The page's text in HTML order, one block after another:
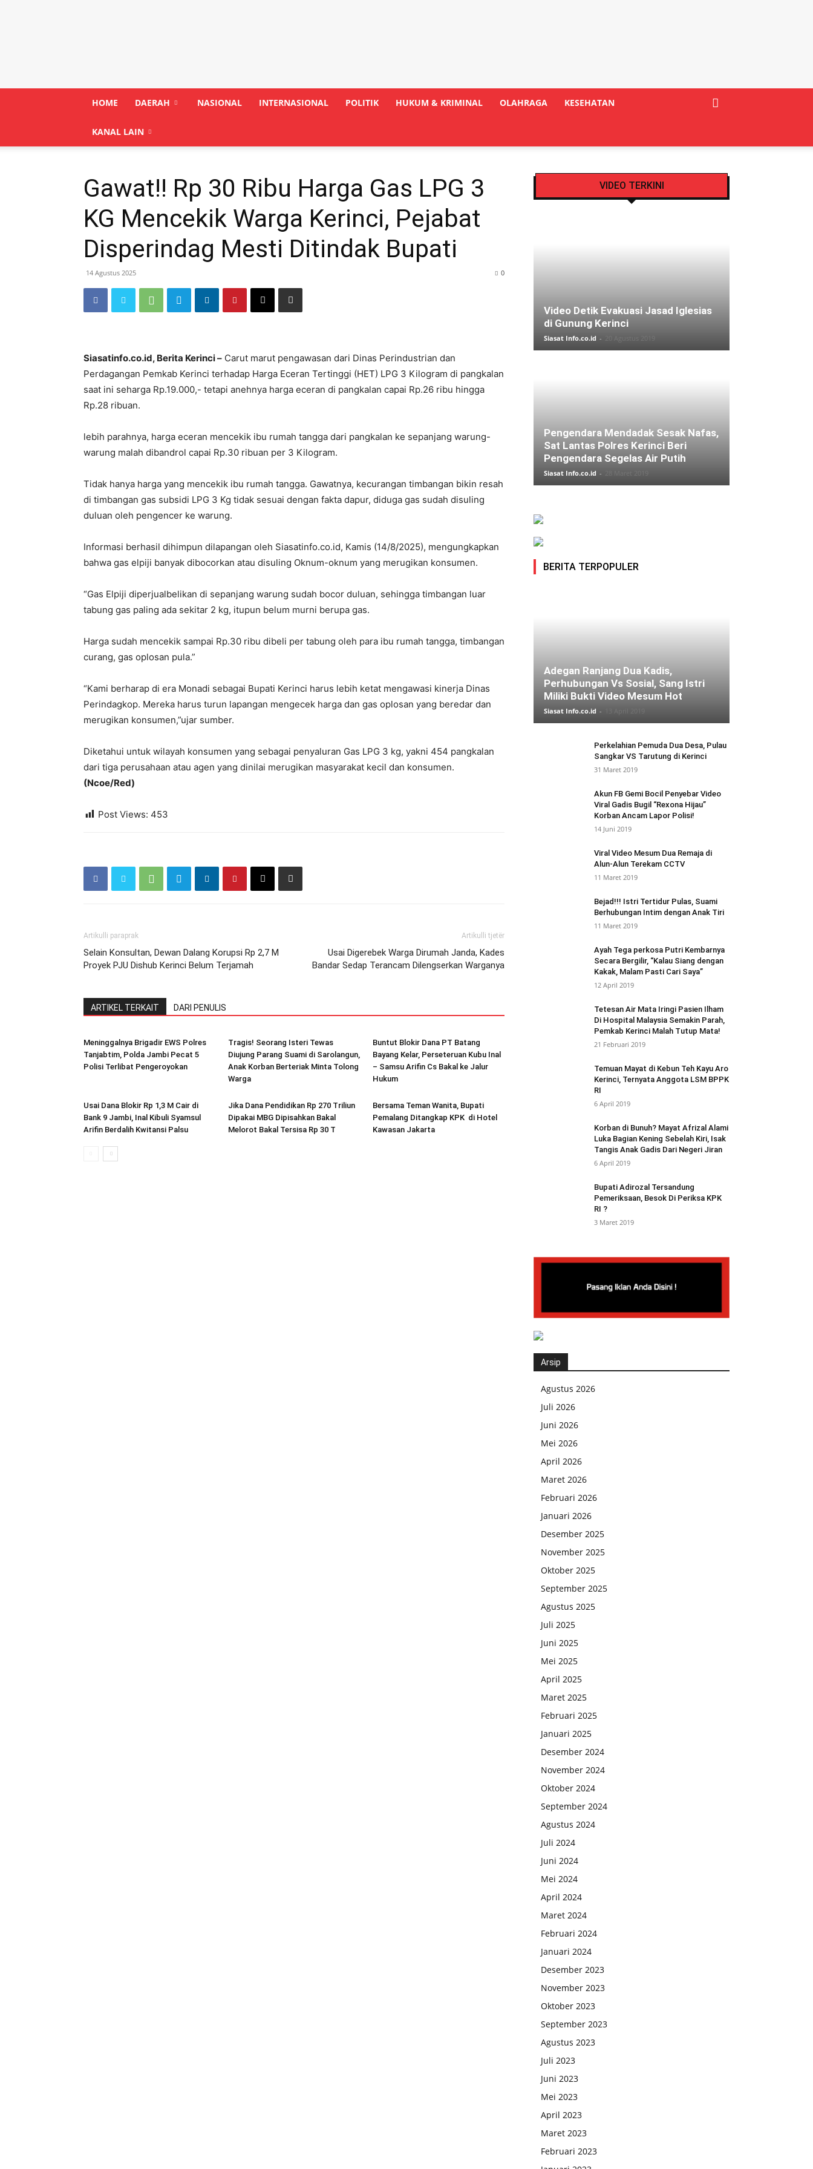
HOME DAERAH NASIONAL INTERNASIONAL POLITIK HUKUM & KRIMINAL OLAHRAGA KESEHATAN
KANAL LAIN
Gawat!! Rp 30 Ribu Harga Gas LPG 3
KG Mencekik Warga Kerinci, Pejabat
Disperindag Mesti Ditindak Bupati
14 Agustus 2025 0
Siasatinfo.co.id, Berita Kerinci – Carut marut pengawasan dari Dinas Perindustrian dan
Perdagangan Pemkab Kerinci terhadap Harga Eceran Tertinggi (HET) LPG 3 Kilogram di pangkalan
saat ini seharga Rp.19.000,- tetapi anehnya harga eceran di pangkalan capai Rp.26 ribu hingga
Rp.28 ribuan.
lebih parahnya, harga eceran mencekik ibu rumah tangga dari pangkalan ke sepanjang warung-
warung malah dibandrol capai Rp.30 ribuan per 3 Kilogram.
Tidak hanya harga yang mencekik ibu rumah tangga. Gawatnya, kecurangan timbangan bikin resah
di timbangan gas subsidi LPG 3 Kg tidak sesuai dengan fakta dapur, diduga gas sudah disuling
duluan oleh pengencer ke warung.
Informasi berhasil dihimpun dilapangan oleh Siasatinfo.co.id, Kamis (14/8/2025), mengungkapkan
bahwa gas elpiji banyak dibocorkan atau disuling Oknum-oknum yang merugikan konsumen.
“Gas Elpiji diperjualbelikan di sepanjang warung sudah bocor duluan, sehingga timbangan luar
tabung gas paling ada sekitar 2 kg, itupun belum murni berupa gas.
Harga sudah mencekik sampai Rp.30 ribu dibeli per tabung oleh para ibu rumah tangga, timbangan
curang, gas oplosan pula.”
“Kami berharap di era Monadi sebagai Bupati Kerinci harus lebih ketat mengawasi kinerja Dinas
Perindagkop. Mereka harus turun lapangan mengecek harga dan gas oplosan yang beredar dan
merugikan konsumen,”ujar sumber.
Diketahui untuk wilayah konsumen yang sebagai penyaluran Gas LPG 3 kg, yakni 454 pangkalan
dari tiga perusahaan atau agen yang dinilai merugikan masyarakat kecil dan konsumen.
(Ncoe/Red)
Post Views: 453
Artikulli paraprak
Selain Konsultan, Dewan Dalang Korupsi Rp 2,7 M
Proyek PJU Dishub Kerinci Belum Terjamah
Artikulli tjetër
Usai Digerebek Warga Dirumah Janda, Kades
Bandar Sedap Terancam Dilengserkan Warganya
ARTIKEL TERKAIT DARI PENULIS
Meninggalnya Brigadir EWS Polres
Tanjabtim, Polda Jambi Pecat 5
Polisi Terlibat Pengeroyokan
Tragis! Seorang Isteri Tewas
Diujung Parang Suami di Sarolangun,
Anak Korban Berteriak Minta Tolong
Warga
Buntut Blokir Dana PT Batang
Bayang Kelar, Perseteruan Kubu Inal
– Samsu Arifin Cs Bakal ke Jalur
Hukum
Usai Dana Blokir Rp 1,3 M Cair di
Bank 9 Jambi, Inal Kibuli Syamsul
Arifin Berdalih Kwitansi Palsu
Jika Dana Pendidikan Rp 270 Triliun
Dipakai MBG Dipisahkan Bakal
Melorot Bakal Tersisa Rp 30 T
Bersama Teman Wanita, Bupati
Pemalang Ditangkap KPK di Hotel
Kawasan Jakarta
VIDEO TERKINI
Video Detik Evakuasi Jasad Iglesias
di Gunung Kerinci
Siasat Info.co.id -
Pengendara Mendadak Sesak Nafas,
Sat Lantas Polres Kerinci Beri
Pengendara Segelas Air Putih
Siasat Info.co.id -
BERITA TERPOPULER
Adegan Ranjang Dua Kadis,
Perhubungan Vs Sosial, Sang Istri
Miliki Bukti Video Mesum Hot
Siasat Info.co.id -
Perkelahian Pemuda Dua Desa, Pulau
Sangkar VS Tarutung di Kerinci
31 Maret 2019
Akun FB Gemi Bocil Penyebar Video
Viral Gadis Bugil “Rexona Hijau”
Korban Ancam Lapor Polisi!
14 Juni 2019
Viral Video Mesum Dua Remaja di
Alun-Alun Terekam CCTV
11 Maret 2019
Bejad!!! Istri Tertidur Pulas, Suami
Berhubungan Intim dengan Anak Tiri
11 Maret 2019
Ayah Tega perkosa Putri Kembarnya
Secara Bergilir, “Kalau Siang dengan
Kakak, Malam Pasti Cari Saya”
12 April 2019
Tetesan Air Mata Iringi Pasien Ilham
Di Hospital Malaysia Semakin Parah,
Pemkab Kerinci Malah Tutup Mata!
21 Februari 2019
Temuan Mayat di Kebun Teh Kayu Aro
Kerinci, Ternyata Anggota LSM BPPK
RI
6 April 2019
Korban di Bunuh? Mayat Afrizal Alami
Luka Bagian Kening Sebelah Kiri, Isak
Tangis Anak Gadis Dari Negeri Jiran
6 April 2019
Bupati Adirozal Tersandung
Pemeriksaan, Besok Di Periksa KPK
RI ?
3 Maret 2019
Arsip
Agustus 2026
Juli 2026
Juni 2026
Mei 2026
April 2026
Maret 2026
Februari 2026
Januari 2026
Desember 2025
November 2025
Oktober 2025
September 2025
Agustus 2025
Juli 2025
Juni 2025
Mei 2025
April 2025
Maret 2025
Februari 2025
Januari 2025
Desember 2024
November 2024
Oktober 2024
September 2024
Agustus 2024
Juli 2024
Juni 2024
Mei 2024
April 2024
Maret 2024
Februari 2024
Januari 2024
Desember 2023
November 2023
Oktober 2023
September 2023
Agustus 2023
Juli 2023
Juni 2023
Mei 2023
April 2023
Maret 2023
Februari 2023